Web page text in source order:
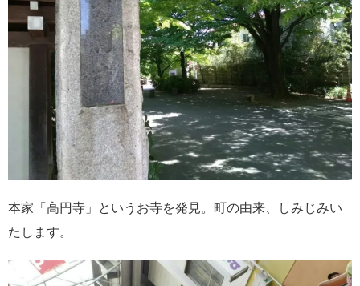
本家「高円寺」というお寺を発見。町の由来、しみじみい
たします。